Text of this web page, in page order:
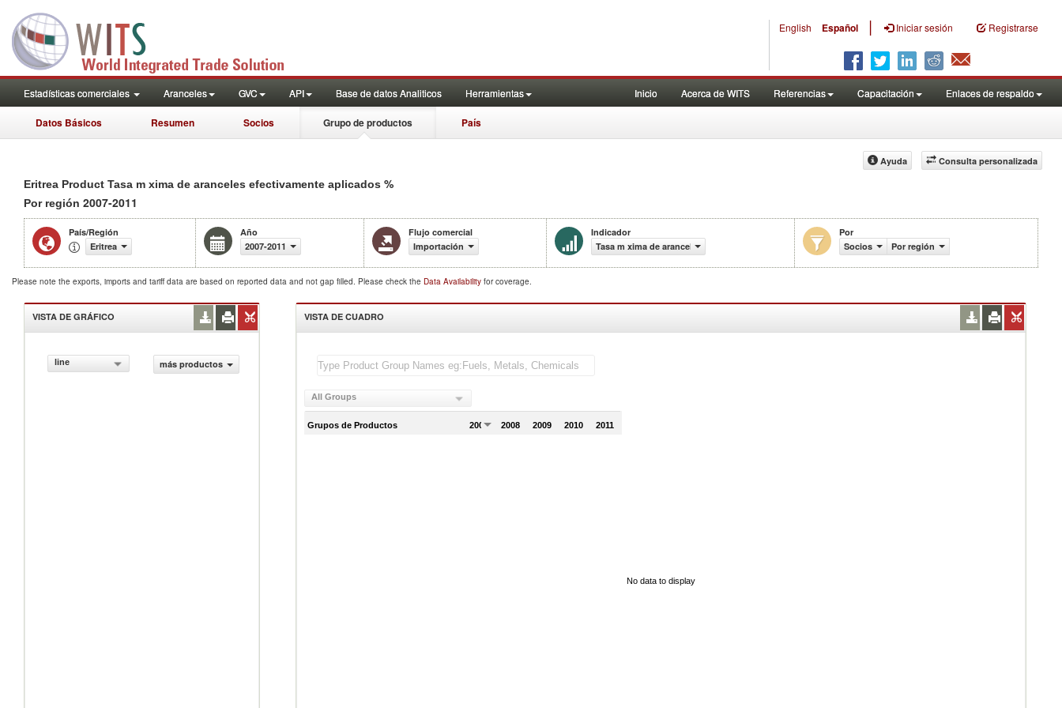
English Español | Iniciar sesión Registrarse
Estadísticas comerciales Aranceles GVC API Base de datos Analiticos Herramientas Inicio Acerca de WITS Referencias Capacitación Enlaces de respaldo
Datos Básicos Resumen Socios Grupo de productos País
Consulta personalizada
Ayuda
Eritrea Product Tasa m xima de aranceles efectivamente aplicados %
Por región 2007-2011
País/Región
Eritrea
Año
2007-2011
Flujo comercial
Importación
Indicador
Tasa m xima de aranceles efectivamente aplicados (%)
Por
Socios
Por región
Please note the exports, imports and tariff data are based on reported data and not gap filled. Please check the Data Availability for coverage.
VISTA DE GRÁFICO
line más productos
VISTA DE CUADRO
All Groups
Grupos de Productos 2007 2008 2009 2010 2011
No data to display